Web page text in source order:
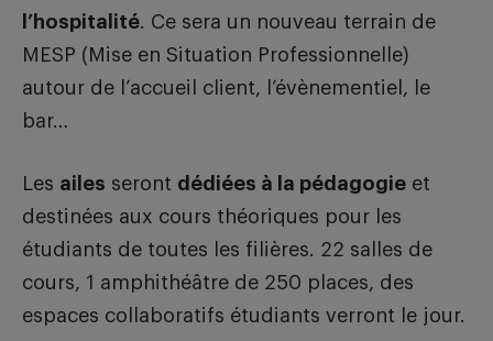
l’hospitalité. Ce sera un nouveau terrain de
MESP (Mise en Situation Professionnelle)
autour de l’accueil client, l’évènementiel, le
bar…
Les ailes seront dédiées à la pédagogie et
destinées aux cours théoriques pour les
étudiants de toutes les filières. 22 salles de
cours, 1 amphithéâtre de 250 places, des
espaces collaboratifs étudiants verront le jour.